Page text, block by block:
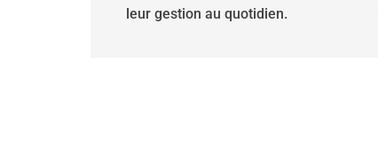
leur gestion au quotidien.